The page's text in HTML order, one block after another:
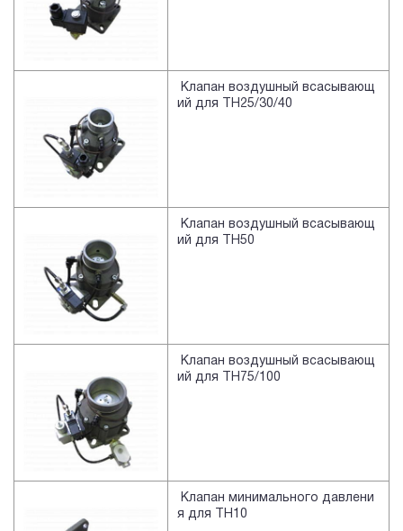
Клапан воздушный всасывающ
ий для TH25/30/40
Клапан воздушный всасывающ
ий для TH50
Клапан воздушный всасывающ
ий для TH75/100
Клапан минимального давлени
я для TH10